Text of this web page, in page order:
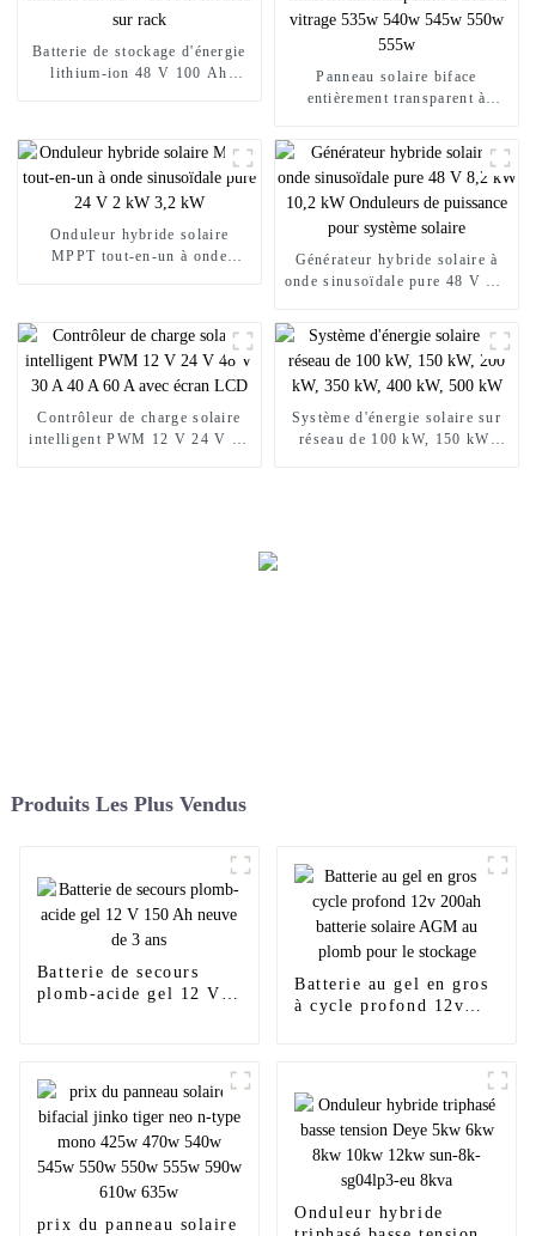
Batterie de stockage d'énergie
lithium-ion 48 V 100 Ah
Panneau solaire biface
entièrement transparent à
Onduleur hybride solaire
MPPT tout-en-un à onde
Générateur hybride solaire à
onde sinusoïdale pure 48 V 8,2
puissance pour système solaire
Contrôleur de charge solaire
intelligent PWM 12 V 24 V 48
Système d'énergie solaire sur
réseau de 100 kW, 150 kW,
Produits Les Plus Vendus
Batterie de secours
plomb-acide gel 12 V
Batterie au gel en gros
à cycle profond 12v
prix du panneau solaire
Onduleur hybride